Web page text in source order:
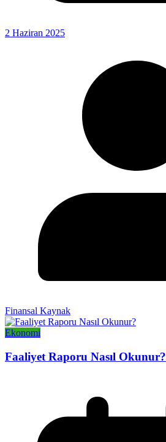
2 Haziran 2025
Finansal Kaynak
Ekonomi
Faaliyet Raporu Nasıl Okunur?